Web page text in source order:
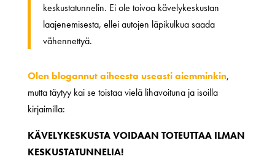
keskustatunnelin. Ei ole toivoa kävelykeskustan
laajenemisesta, ellei autojen läpikulkua saada
vähennettyä.
Olen blogannut aiheesta useasti aiemminkin,
mutta täytyy kai se toistaa vielä lihavoituna ja isoilla
kirjaimilla:
KÄVELYKESKUSTA VOIDAAN TOTEUTTAA ILMAN
KESKUSTATUNNELIA!